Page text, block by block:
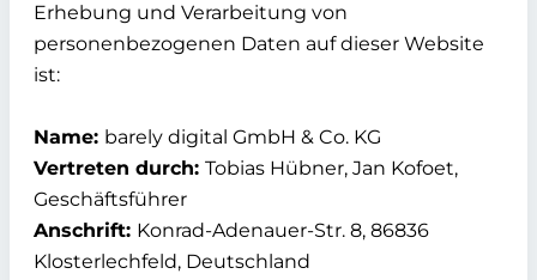
Erhebung und Verarbeitung von
personenbezogenen Daten auf dieser Website
ist:
Name: barely digital GmbH & Co. KG
Vertreten durch: Tobias Hübner, Jan Kofoet,
Geschäftsführer
Anschrift: Konrad-Adenauer-Str. 8, 86836
Klosterlechfeld, Deutschland